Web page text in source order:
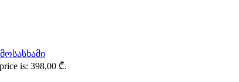
მოსასხამი
is: 398,00 ₾.